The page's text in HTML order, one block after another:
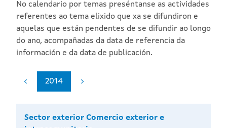
No calendario por temas preséntanse as actividades
referentes ao tema elixido que xa se difundiron e
aquelas que están pendentes de se difundir ao longo
do ano, acompañadas da data de referencia da
información e da data de publicación.
2014
Sector exterior Comercio exterior e